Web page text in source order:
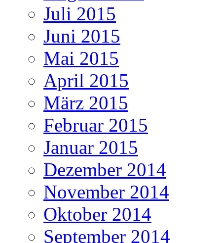
Juli 2015
Juni 2015
Mai 2015
April 2015
März 2015
Februar 2015
Januar 2015
Dezember 2014
November 2014
Oktober 2014
September 2014